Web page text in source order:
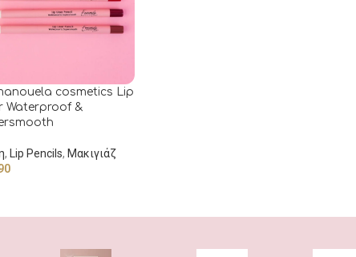
cosmetics Lip
Waterproof &
, Lip Pencils, Μακιγιάζ